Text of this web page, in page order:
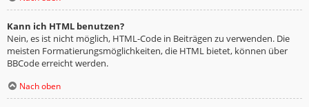
Kann ich HTML benutzen?
Nein, es ist nicht möglich, HTML-Code in Beiträgen zu verwenden. Die
meisten Formatierungsmöglichkeiten, die HTML bietet, können über
BBCode erreicht werden.
Nach oben